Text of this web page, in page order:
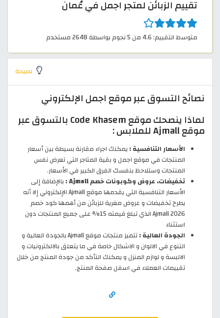
تقييم الزبائن لمتجر اجمل في عُمان
متوسط التقييم: 4.6 من 5 نجوم بواسطة 2648 مستخدم
نصيحة
نصائح التسوق عبر موقع اجمل الإلكتروني
لماذا ينصحك موقع Code Khasem بالتسوق عبر
موقع Ajmall للملابس :
الأسعار التنافسية : يمكنك اجراء مقارنة بسيطة بين أسعار
المنتجات في موقع اجمل و بقية المتاجر التي تعرض نفس
المنتجات وستلاحظ بنفسك الفرق الكبير في الأسعار.
تخفيضات، عروض وكوبونات خصم Ajmall :
بالإضافة إلى
الأسعار التنافسية التي يقدمها موقع Ajmall الإلكتروني إلا أنه
يطرح تخفيضات و عروض مغرية للزبائن من أهمها كود خصم
Ajmall 2026 الذي تبلغ قيمته 15% على جميع المنتجات دون
استثناء
الجودة العالية :
تتميز منتجات موقع Ajmall بالجودة العالية و
التنوع في الالوان و الاشكال خاصة في ما يتعلق بالالكترونيات و
الالبسة و لوازم المنزل و يمكنك التأكد من جودة المنتج من خلال
تقييمات العملاء في اسفل صفحة المنتج.